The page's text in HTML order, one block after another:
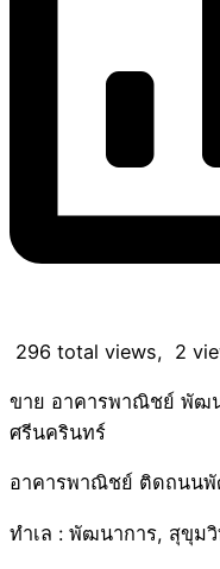
296 total views, 2
ขาย อาคารพาณิชย์ พัฒ
ศรีนครินทร์
อาคารพาณิชย์ ติดถนนพั
ทำเล : พัฒนาการ, สุขุม